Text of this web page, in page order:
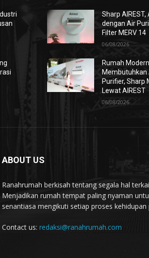
Sharp
dengan Air
Filter MERV 14
06/08/2026
Rumah
Membutuhkan
Purifier, Sharp
Lewat AIREST
06/08/2026
ABOUT US
Ranahrumah berkisah tentang segala hal
Menjadikan rumah tempat paling nyaman
senantiasa mengikuti setiap proses kehidupan
Contact us: redaksi@ranahrumah.com